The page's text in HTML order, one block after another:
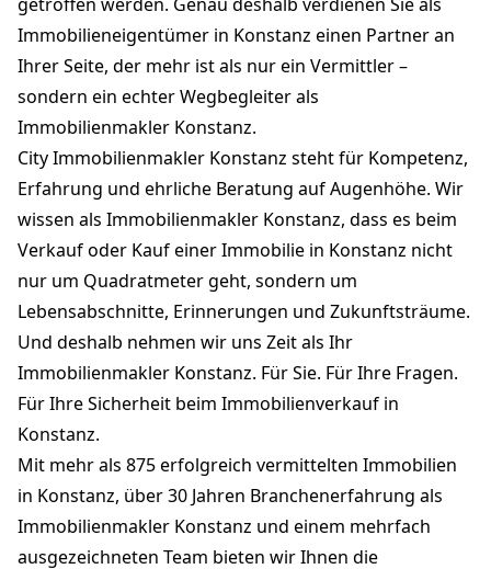
Immobilieneigentümer in Konstanz einen Partner an
Ihrer Seite, der mehr ist als nur ein Vermittler –
sondern ein echter Wegbegleiter als
Immobilienmakler Konstanz.
City Immobilienmakler Konstanz steht für Kompetenz,
Erfahrung und ehrliche Beratung auf Augenhöhe. Wir
wissen als Immobilienmakler Konstanz, dass es beim
Verkauf oder Kauf einer Immobilie in Konstanz nicht
nur um Quadratmeter geht, sondern um
Lebensabschnitte, Erinnerungen und Zukunftsträume.
Und deshalb nehmen wir uns Zeit als Ihr
Immobilienmakler Konstanz. Für Sie. Für Ihre Fragen.
Für Ihre Sicherheit beim Immobilienverkauf in
Konstanz.
Mit mehr als 875 erfolgreich vermittelten Immobilien
in Konstanz, über 30 Jahren Branchenerfahrung als
Immobilienmakler Konstanz und einem mehrfach
ausgezeichneten Team bieten wir Ihnen die